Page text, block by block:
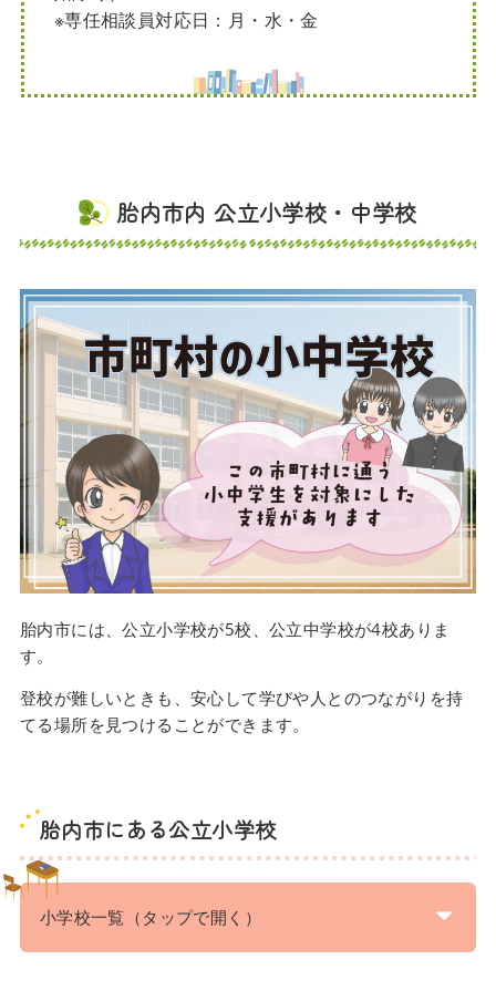
※専任相談員対応日：月・水・金
胎内市内 公立小学校・中学校
胎内市には、公立小学校が5校、公立中学校が4校ありま
す。
登校が難しいときも、安心して学びや人とのつながりを持
てる場所を見つけることができます。
胎内市にある公立小学校
小学校一覧（タップで開く）